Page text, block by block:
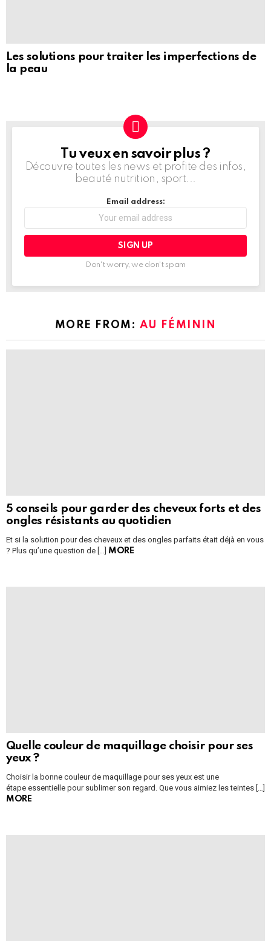
Les solutions pour traiter les imperfections de
la peau
NEWSLETTERTu veux en savoir plus ?
Découvre toutes les news et profite des infos,
beauté nutrition, sport...
Email address:
Don't worry, we don't spam
MORE FROM: AU FÉMININ
5 conseils pour garder des cheveux forts et des
ongles résistants au quotidien
Et si la solution pour des cheveux et des ongles parfaits était déjà en vous
? Plus qu’une question de […] MORE
Quelle couleur de maquillage choisir pour ses
yeux ?
Choisir la bonne couleur de maquillage pour ses yeux est une
étape essentielle pour sublimer son regard. Que vous aimiez les teintes […]
MORE